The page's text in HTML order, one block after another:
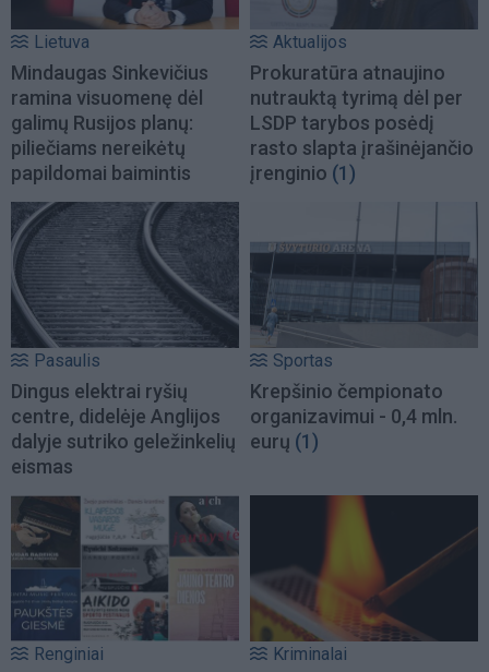
Lietuva
Mindaugas Sinkevičius
ramina visuomenę dėl
galimų Rusijos planų:
piliečiams nereikėtų
papildomai baimintis
Aktualijos
Prokuratūra atnaujino
nutrauktą tyrimą dėl per
LSDP tarybos posėdį
rasto slapta įrašinėjančio
įrenginio (1)
Pasaulis
Dingus elektrai ryšių
centre, didelėje Anglijos
dalyje sutriko geležinkelių
eismas
Sportas
Krepšinio čempionato
organizavimui - 0,4 mln.
eurų (1)
Renginiai Kriminalai